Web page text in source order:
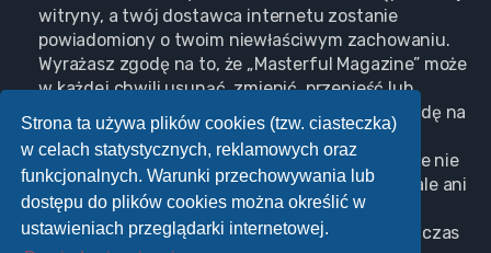
Strona ta używa plików cookies (tzw. ciasteczka)
w celach statystycznych, reklamowych oraz
funkcjonalnych. Warunki przechowywania lub
dostępu do plików cookies można określić w
ustawieniach przeglądarki internetowej.
witryny, a twój dostawca internetu zostanie
powiadomiony o twoim niewłaściwym zachowaniu.
Wyrażasz zgodę na to, że „Masterful Magazine” może
w każdej chwili usunąć, zmienić, przenieść lub
zamknąć każdy twój temat, post. Wyrażasz zgodę na
zapisywanie wszystkich podanych przez ciebie
informacji w naszej bazie danych. Informacje te nie
będą przekazywane nikomu bez twojej zgody, ale ani
„Masterful Magazine”, ani phpBB nie ponosi
odpowiedzialności za włamania do witryny, podczas